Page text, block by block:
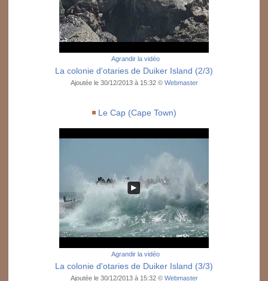
Agrandir la vidéo
La colonie d'otaries de Duiker Island (2/3)
Ajoutée le 30/12/2013 à 15:32 © Webmaster
Le Cap (Cape Town)
Agrandir la vidéo
La colonie d'otaries de Duiker Island (3/3)
Ajoutée le 30/12/2013 à 15:32 © Webmaster